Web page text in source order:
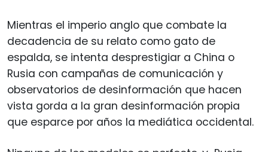
Mientras el imperio anglo que combate la
decadencia de su relato como gato de
espalda, se intenta desprestigiar a China o
Rusia con campañas de comunicación y
observatorios de desinformación que hacen
vista gorda a la gran desinformación propia
que esparce por años la mediática occidental.